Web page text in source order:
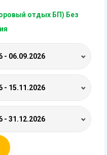
отдых БП) Без
- 06.09.2026
- 15.11.2026
- 31.12.2026